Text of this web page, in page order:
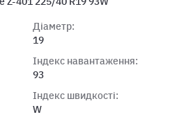
Діаметр:
19
Індекс навантаження:
93
Індекс швидкості:
W